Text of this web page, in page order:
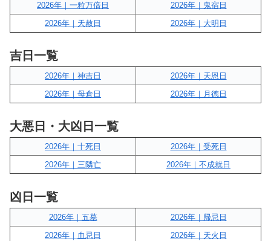
2026年｜一粒万倍日
2026年｜鬼宿日
2026年｜天赦日
2026年｜大明日
吉日一覧
2026年｜神吉日
2026年｜天恩日
2026年｜母倉日
2026年｜月徳日
大悪日・大凶日一覧
2026年｜十死日
2026年｜受死日
2026年｜三隣亡
2026年｜不成就日
凶日一覧
2026年｜五墓
2026年｜帰忌日
2026年｜血忌日
2026年｜天火日